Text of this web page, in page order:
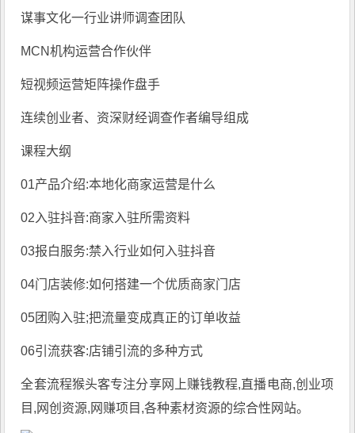
谋事文化一行业讲师调查团队
MCN机构运营合作伙伴
短视频运营矩阵操作盘手
连续创业者、资深财经调查作者编导组成
课程大纲
01产品介绍:本地化商家运营是什么
02入驻抖音:商家入驻所需资料
03报白服务:禁入行业如何入驻抖音
04门店装修:如何搭建一个优质商家门店
05团购入驻;把流量变成真正的订单收益
06引流获客:店铺引流的多种方式
全套流程猴头客专注分享网上赚钱教程,直播电商,创业项
目,网创资源, 网赚项目 ,各种素材资源的综合性网站。